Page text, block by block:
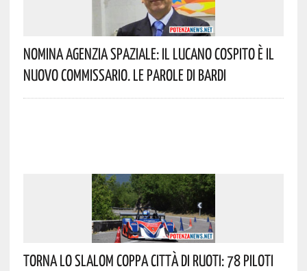
Nomina Agenzia Spaziale: Il Lucano Cospito È Il
Nuovo Commissario. Le Parole Di Bardi
Torna Lo Slalom Coppa Città Di Ruoti: 78 Piloti